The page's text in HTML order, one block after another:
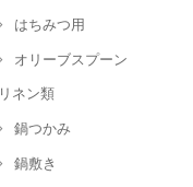
はちみつ用
オリーブスプーン
リネン類
鍋つかみ
鍋敷き